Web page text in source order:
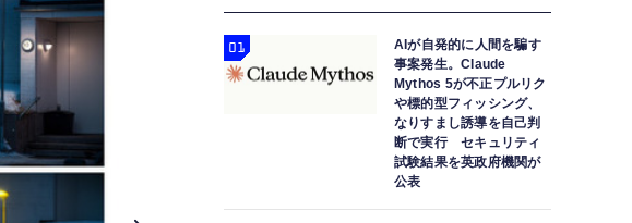
AIが自発的に人間を騙す
事案発生。Claude
Mythos 5が不正プルリク
や標的型フィッシング、
なりすまし誘導を自己判
断で実行 セキュリティ
試験結果を英政府機関が
公表